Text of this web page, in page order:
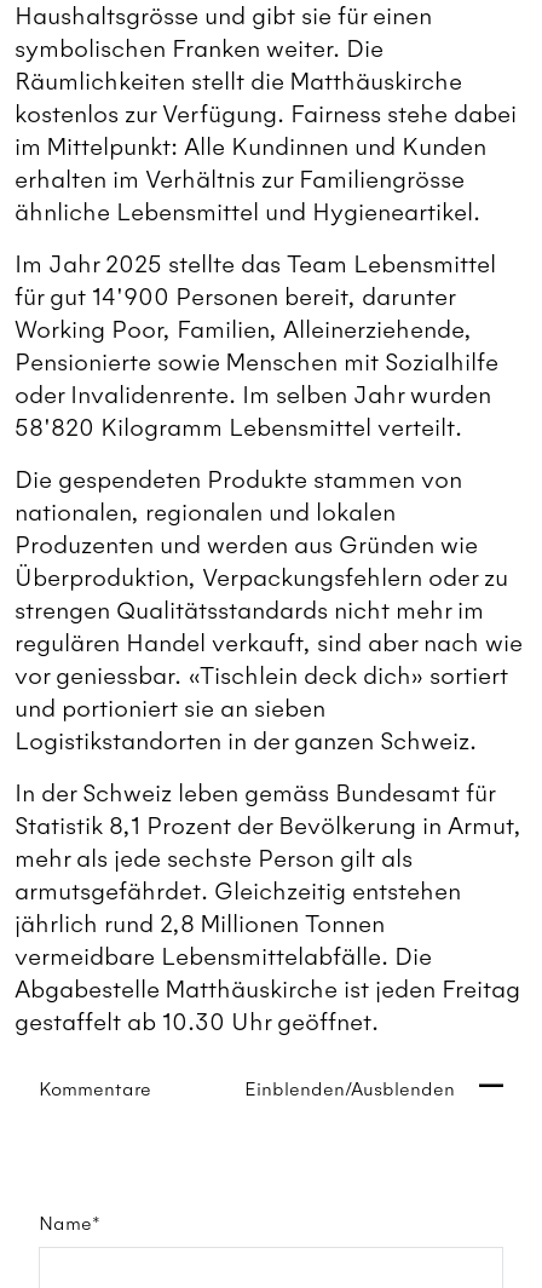
Haushaltsgrösse und gibt sie für einen
symbolischen Franken weiter. Die
Räumlichkeiten stellt die Matthäuskirche
kostenlos zur Verfügung. Fairness stehe dabei
im Mittelpunkt: Alle Kundinnen und Kunden
erhalten im Verhältnis zur Familiengrösse
ähnliche Lebensmittel und Hygieneartikel.
Im Jahr 2025 stellte das Team Lebensmittel
für gut 14'900 Personen bereit, darunter
Working Poor, Familien, Alleinerziehende,
Pensionierte sowie Menschen mit Sozialhilfe
oder Invalidenrente. Im selben Jahr wurden
58'820 Kilogramm Lebensmittel verteilt.
Die gespendeten Produkte stammen von
nationalen, regionalen und lokalen
Produzenten und werden aus Gründen wie
Überproduktion, Verpackungsfehlern oder zu
strengen Qualitätsstandards nicht mehr im
regulären Handel verkauft, sind aber nach wie
vor geniessbar. «Tischlein deck dich» sortiert
und portioniert sie an sieben
Logistikstandorten in der ganzen Schweiz.
In der Schweiz leben gemäss Bundesamt für
Statistik 8,1 Prozent der Bevölkerung in Armut,
mehr als jede sechste Person gilt als
armutsgefährdet. Gleichzeitig entstehen
jährlich rund 2,8 Millionen Tonnen
vermeidbare Lebensmittelabfälle. Die
Abgabestelle Matthäuskirche ist jeden Freitag
gestaffelt ab 10.30 Uhr geöffnet.
Kommentare Einblenden/Ausblenden
Name*